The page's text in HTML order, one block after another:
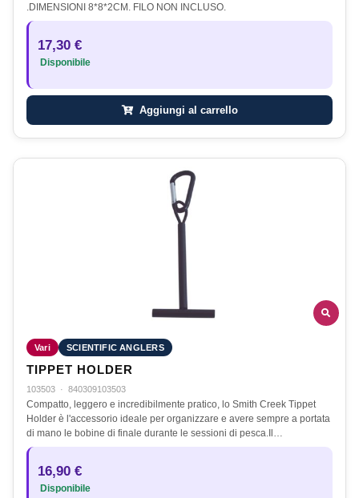
.DIMENSIONI 8*8*2CM. FILO NON INCLUSO.
17,30 €
Disponibile
Aggiungi al carrello
Vari SCIENTIFIC ANGLERS
TIPPET HOLDER
103503 · 840309103503
Compatto, leggero e incredibilmente pratico, lo Smith Creek Tippet
Holder è l'accessorio ideale per organizzare e avere sempre a portata
di mano le bobine di finale durante le sessioni di pesca.Il…
16,90 €
Disponibile